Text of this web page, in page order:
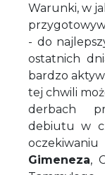
Warunki, w
- do
ostatnich
bardzo
tej chwili
derbach
debiutu w
Gimeneza,